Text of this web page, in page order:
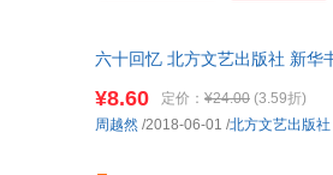
六十回忆 北方文艺出版社 新华
¥8.60 定价： ¥24.00 (3.59折)
周越然 /2018-06-01 /北方文艺出版社